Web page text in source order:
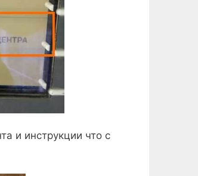
и инструкции что с